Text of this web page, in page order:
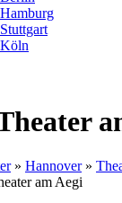
» Hannover»
am Aegi